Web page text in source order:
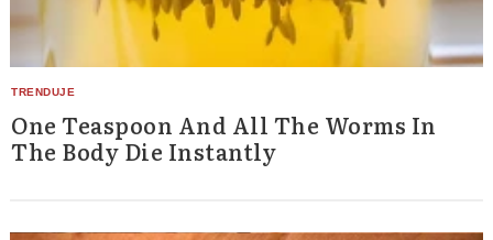
One Teaspoon And All The Worms In
The Body Die Instantly